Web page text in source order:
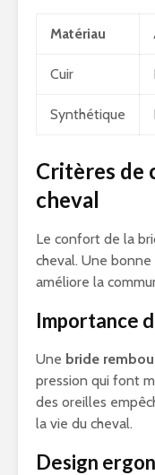
Matériau
Cuir
Synthétique
Critères de
cheval
Le confort de la
cheval. Une
améliore la
Importance
Une bride
pression qui font
des oreilles
la vie du cheval.
Design